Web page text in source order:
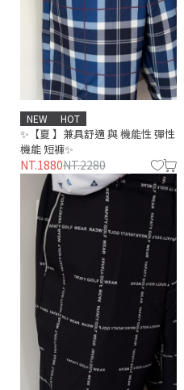
✨【夏 】兼具舒適 與 機能性 彈性
機能 短褲✨
NEW HOT
NT.1880NT.2280